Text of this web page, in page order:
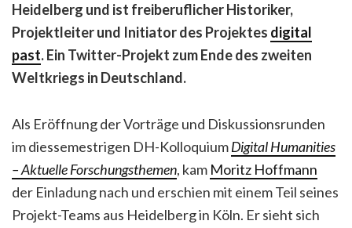
Heidelberg und ist freiberuflicher Historiker,
Projektleiter und Initiator des Projektes digital
past. Ein Twitter-Projekt zum Ende des zweiten
Weltkriegs in Deutschland.
Als Eröffnung der Vorträge und Diskussionsrunden
im diessemestrigen DH-KolloquiumDigital Humanities
– Aktuelle Forschungsthemen, kam Moritz Hoffmann
der Einladung nach und erschien mit einem Teil seines
Projekt-Teams aus Heidelberg in Köln. Er sieht sich